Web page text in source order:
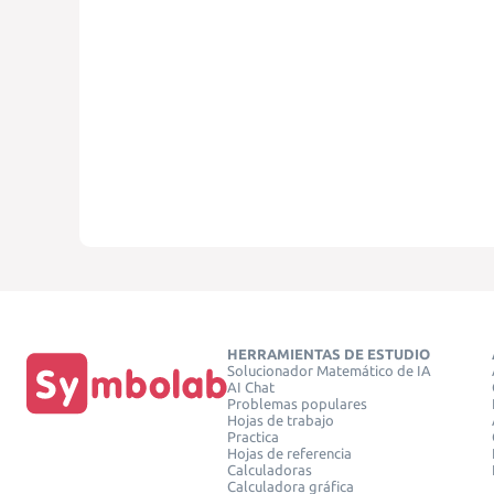
HERRAMIENTAS DE ESTUDIO
Solucionador Matemático de IA
AI Chat
Problemas populares
Hojas de trabajo
Practica
Hojas de referencia
Calculadoras
Calculadora gráfica